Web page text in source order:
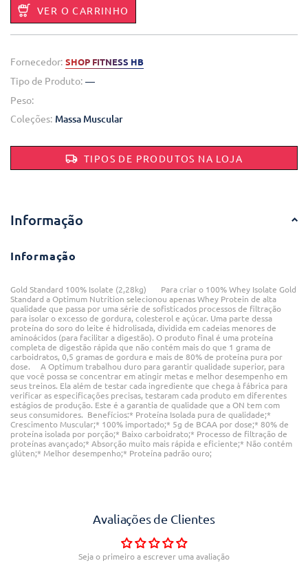
VER O CARRINHO
Fornecedor: SHOP FITNESS HB
Tipo de Produto: —
Peso:
Coleções: Massa Muscular
TIPOS DE PRODUTOS NA LOJA
Informação
Informação
Gold Standard 100% Isolate (2,28kg) Para criar o 100% Whey Isolate Gold
Standard a Optimum Nutrition selecionou apenas Whey Protein de alta
qualidade que passa por uma série de sofisticados processos de filtração
para isolar o excesso de gordura, colesterol e açúcar. Uma parte dessa
proteína do soro do leite é hidrolisada, dividida em cadeias menores de
aminoácidos (para facilitar a digestão). O produto final é uma proteína
completa de digestão rápida que não contém mais do que 1 grama de
carboidratos, 0,5 gramas de gordura e mais de 80% de proteína pura por
dose. A Optimum trabalhou duro para garantir qualidade superior, para
que você possa se concentrar em atingir metas e melhor desempenho em
seus treinos. Ela além de testar cada ingrediente que chega à fábrica para
verificar as especificações precisas, testaram cada produto em diferentes
estágios de produção. Este é a garantia de qualidade que a ON tem com
seus consumidores. Benefícios:* Proteína Isolada pura de qualidade;*
Crescimento Muscular;* 100% importado;* 5g de BCAA por dose;* 80% de
proteína isolada por porção;* Baixo carboidrato;* Processo de filtração de
proteínas avançado;* Absorção muito mais rápida e eficiente;* Não contém
glúten;* Melhor desempenho;* Proteína padrão ouro;
Avaliações de Clientes
Seja o primeiro a escrever uma avaliação